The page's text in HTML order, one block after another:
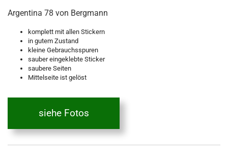
Argentina 78 von Bergmann
komplett mit allen Stickern
in gutem Zustand
kleine Gebrauchsspuren
sauber eingeklebte Sticker
saubere Seiten
Mittelseite ist gelöst
siehe Fotos